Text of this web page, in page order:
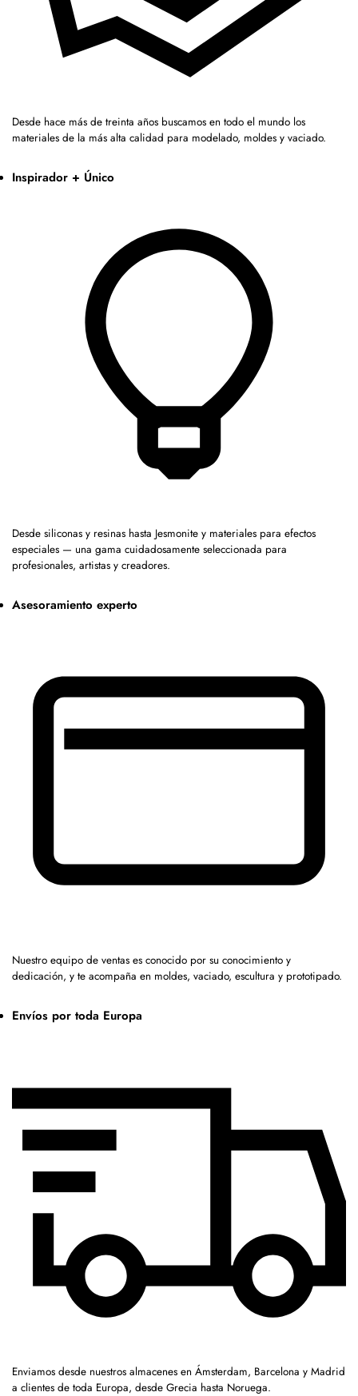
Desde hace más de treinta años buscamos en todo el mundo los
materiales de la más alta calidad para modelado, moldes y vaciado.
Inspirador + Único
Desde siliconas y resinas hasta Jesmonite y materiales para efectos
especiales — una gama cuidadosamente seleccionada para
profesionales, artistas y creadores.
Asesoramiento experto
Nuestro equipo de ventas es conocido por su conocimiento y
dedicación, y te acompaña en moldes, vaciado, escultura y prototipado.
Envíos por toda Europa
Enviamos desde nuestros almacenes en Ámsterdam, Barcelona y Madrid
a clientes de toda Europa, desde Grecia hasta Noruega.